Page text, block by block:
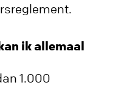
ik allemaal
1.000